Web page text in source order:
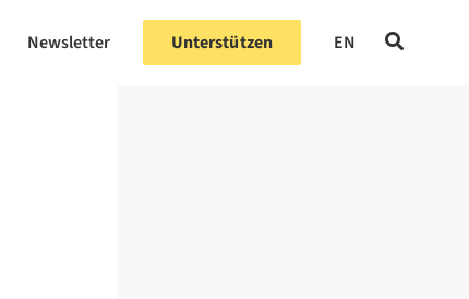
Newsletter Unterstützen EN